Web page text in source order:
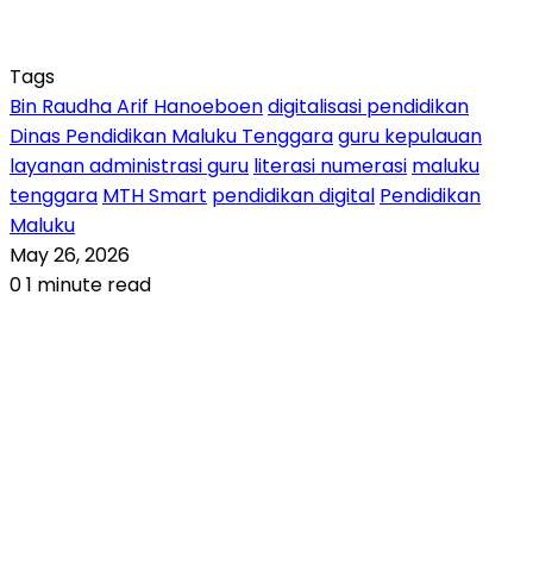
Tags
Bin Raudha Arif Hanoeboendigitalisasi pendidikan
Dinas Pendidikan Maluku Tenggaraguru kepulauan
layanan administrasi guru literasi numerasi maluku
tenggara MTH Smart pendidikan digital Pendidikan
Maluku
May 26, 2026
01 minute read